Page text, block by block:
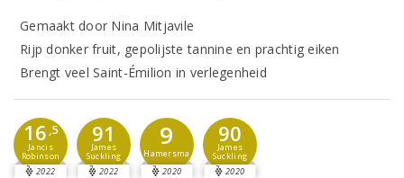
Gemaakt door Nina Mitjavile
Rijp donker fruit, gepolijste tannine en prachtig eiken
Brengt veel Saint-Émilion in verlegenheid
16 ,5
Jancis
Robinson
2022
91
James
Suckling
2022
9
Hamersma
2020
90
James
Suckling
2020